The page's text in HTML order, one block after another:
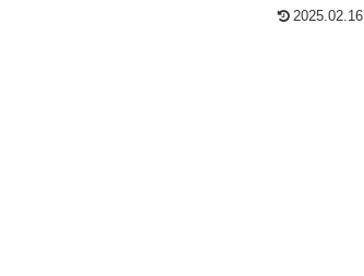
2025.02.16